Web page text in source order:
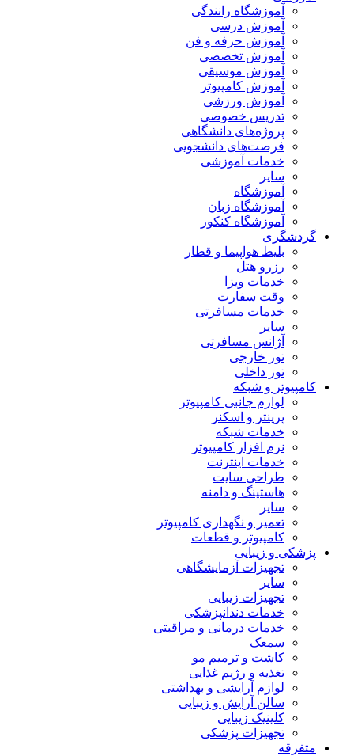
آموزشگاه رانندگی
آموزش درسی
آموزش حرفه و فن
آموزش تخصصی
آموزش موسیقی
آموزش کامپیوتر
آموزش ورزشی
تدریس خصوصی
پروژه‌های دانشگاهی
فرصت‌های دانشجویی
خدمات آموزشی
سایر
آموزشگاه
آموزشگاه زبان
آموزشگاه کنکور
گردشگری
بلیط هواپیما و قطار
رزرو هتل
خدمات ویزا
وقت سفارت
خدمات مسافرتی
سایر
آژانس مسافرتی
تور خارجی
تور داخلی
کامپیوتر و شبکه
لوازم جانبی کامپیوتر
پرینتر و اسکنر
خدمات شبکه
نرم افزار کامپیوتر
خدمات اینترنت
طراحی سایت
هاستینگ و دامنه
سایر
تعمیر و نگهداری کامپیوتر
کامپیوتر و قطعات
پزشکی و زیبایی
تجهیزات آزمایشگاهی
سایر
تجهیزات زیبایی
خدمات دندانپزشکی
خدمات درمانی و مراقبتی
سمعک
کاشت و ترمیم مو
تغذیه و رژیم غذایی
لوازم آرایشی و بهداشتی
سالن آرایش و زیبایی
کلینیک زیبایی
تجهیزات پزشکی
متفرقه